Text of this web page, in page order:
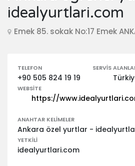
idealyurtlari.com
Emek 85. sokak No:17 Emek
TELEFON
+90 505 824 19 19
SERVIS
WEBSITE
https://
ANAHTAR KELIMELER
Ankara özel yurtlar -
YETKILI
idealyurtlari.com